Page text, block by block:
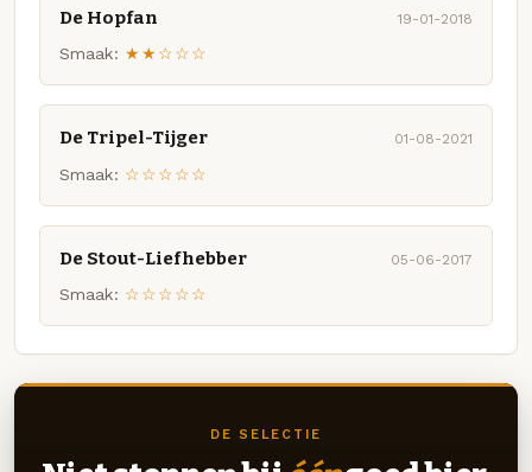
De Hopfan 19-01-2018
Smaak: ★★☆☆☆
De Tripel-Tijger 01-08-2021
Smaak: ☆☆☆☆☆
De Stout-Liefhebber 05-06-2017
Smaak: ☆☆☆☆☆
DE SELECTIE